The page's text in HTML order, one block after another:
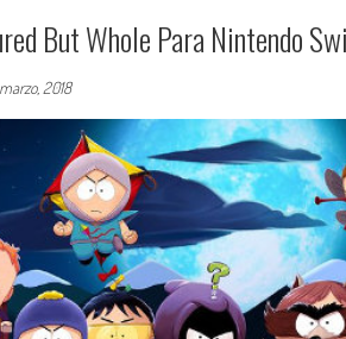
But Whole Para Nintendo
2018